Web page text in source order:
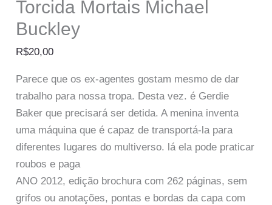
Torcida Mortais Michael
Buckley
R$20,00
Parece que os ex-agentes gostam mesmo de dar
trabalho para nossa tropa. Desta vez. é Gerdie
Baker que precisará ser detida. A menina inventa
uma máquina que é capaz de transportá-la para
diferentes lugares do multiverso. lá ela pode praticar
roubos e paga
ANO 2012, edição brochura com 262 páginas, sem
grifos ou anotações, pontas e bordas da capa com